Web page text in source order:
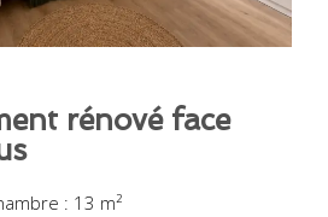
rénové face
: 13 m²